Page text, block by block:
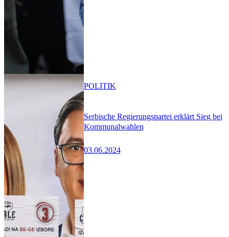
Serbische Regierungspartei erklärt Sieg bei
Kommunalwahlen
03.06.2024
POLITIK